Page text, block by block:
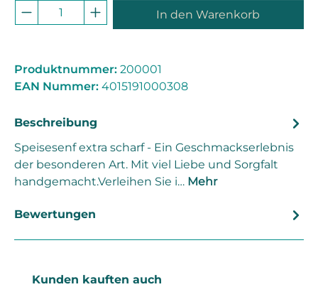
Produkt Anzahl: Gib den
In den Warenkorb
Produktnummer: 200001
EAN Nummer: 4015191000308
Beschreibung
Speisesenf extra scharf - Ein Geschmackserlebnis
der besonderen Art. Mit viel Liebe und Sorgfalt
handgemacht.Verleihen Sie i… Mehr
Bewertungen
Produktgalerie überspringen
Kunden kauften auch